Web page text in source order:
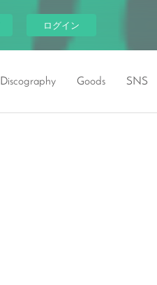
ログイン
Discography Goods SNS